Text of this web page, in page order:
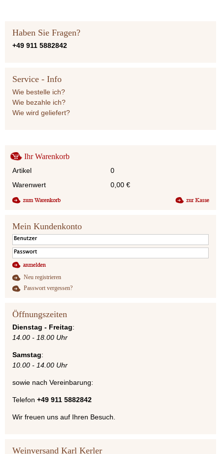
Haben Sie Fragen?
+49 911 5882842
Service - Info
Wie bestelle ich?
Wie bezahle ich?
Wie wird geliefert?
Ihr Warenkorb
Artikel
0
Warenwert
0,00 €
Mein Kundenkonto
Neu registrieren
Passwort vergessen?
Öffnungszeiten
Dienstag - Freitag:
14.00 - 18.00 Uhr
Samstag:
10.00 - 14.00 Uhr
sowie nach Vereinbarung:
Telefon +49 911 5882842
Wir freuen uns auf Ihren Besuch.
Weinversand Karl Kerler